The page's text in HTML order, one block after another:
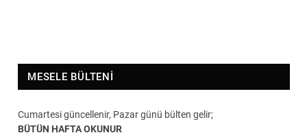
MESELE BÜLTENI
Cumartesi güncellenir, Pazar günü bülten gelir;
BÜTÜN HAFTA OKUNUR